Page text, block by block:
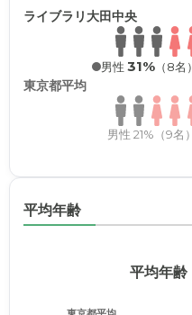
ライブラリ大田中央
男性 31% （8名）
東京都平均
男性 21%（9名）
平均年齢
平均年齢